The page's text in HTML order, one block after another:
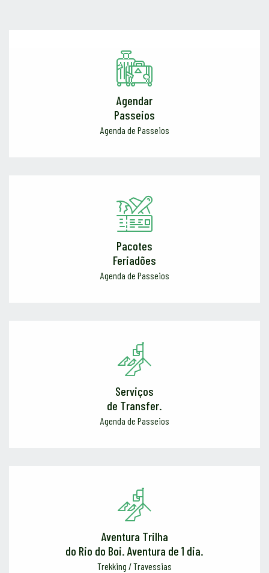
Agendar
Passeios
Agenda de Passeios
Pacotes
Feriadões
Agenda de Passeios
Serviços
de Transfer.
Agenda de Passeios
Aventura Trilha
do Rio do Boi. Aventura de 1 dia.
Trekking / Travessias